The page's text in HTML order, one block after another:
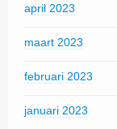
april 2023
maart 2023
februari 2023
januari 2023